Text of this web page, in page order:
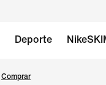
Deporte
Comprar